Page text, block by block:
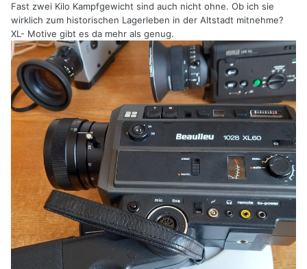
Fast zwei Kilo Kampfgewicht sind auch nicht ohne. Ob ich sie
wirklich zum historischen Lagerleben in der Altstadt mitnehme?
XL- Motive gibt es da mehr als genug.